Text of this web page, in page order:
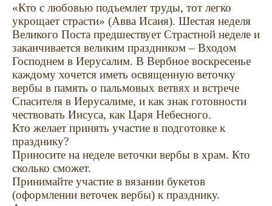
«Кто с любовью подъемлет труды, тот легко
укрощает страсти» (Авва Исаия). Шестая неделя
Великого Поста предшествует Страстной неделе и
заканчивается великим праздником – Входом
Господнем в Иерусалим. В Вербное воскресенье
каждому хочется иметь освященную веточку
вербы в память о пальмовых ветвях и встрече
Спасителя в Иерусалиме, и как знак готовности
чествовать Иисуса, как Царя Небесного.
Кто желает принять участие в подготовке к
празднику?
Приносите на неделе веточки вербы в храм. Кто
сколько сможет.
Принимайте участие в вязании букетов
(оформлении веточек вербы) к празднику.